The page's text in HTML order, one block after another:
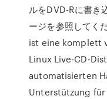
ルをDVD-Rに書き
ージを参照してく
ist eine komplett
Linux Live-CD-
automatisierten
Unterstützung